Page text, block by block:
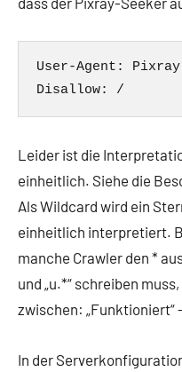
User-Agent:
Leider ist die
einheitlich. Siehe die
Als Wildcard wird ein
einheitlich interpretiert.
manche Crawler den *
und „u.*“ schreiben
zwischen: „Funktioniert“
In der